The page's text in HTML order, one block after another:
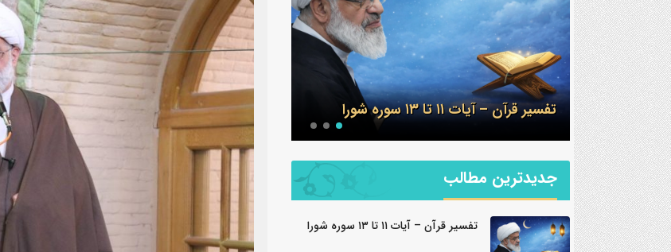
ولادت امام علی علیه السلام مبارک اعتکاف 1404 مسجد رکن الملک اصفهان
جدیدترین مطالب
تفسیر قرآن – آیات ۱۱ تا ۱۳ سوره شورا